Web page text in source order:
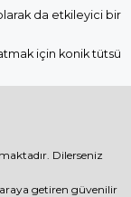
da etkileyici bir
için konik tütsü
Dilerseniz
getiren güvenilir